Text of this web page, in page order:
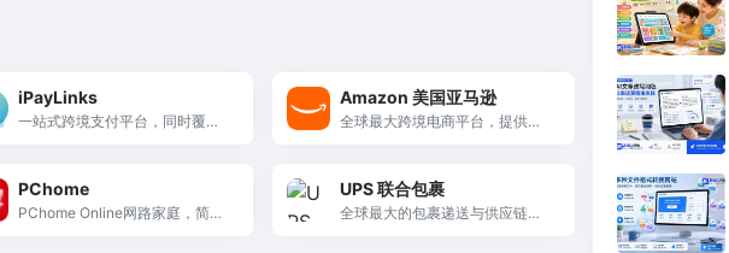
iPayLinks
一站式跨境支付平台，同时覆盖
收款和广告费收款。
Amazon 美国亚马逊
全球最大跨境电商平台，提供直
PChome
PChome Online网路家庭，简
UPS 联合包裹
全球最大的包裹递送与供应链管